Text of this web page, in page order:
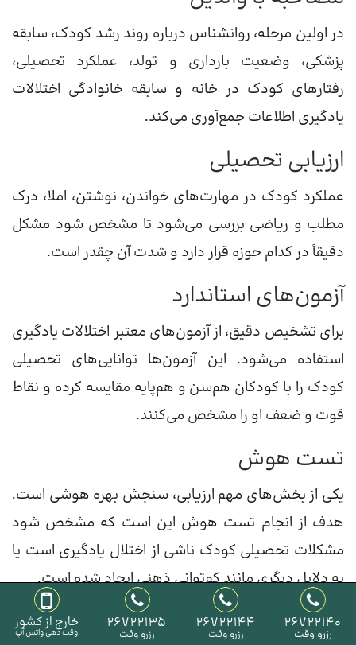
26722140
رزرو وقت
26722144
رزرو وقت
26722135
رزرو وقت
خارج از کشور
وقت دهی واتس آپ
در اولین مرحله، روانشناس درباره روند رشد کودک، سابقه
پزشکی، وضعیت بارداری و تولد، عملکرد تحصیلی،
رفتارهای کودک در خانه و سابقه خانوادگی اختلالات
یادگیری اطلاعات جمع‌آوری می‌کند.
ارزیابی تحصیلی
عملکرد کودک در مهارت‌های خواندن، نوشتن، املا، درک
مطلب و ریاضی بررسی می‌شود تا مشخص شود مشکل
دقیقاً در کدام حوزه قرار دارد و شدت آن چقدر است.
آزمون‌های استاندارد
برای تشخیص دقیق، از آزمون‌های معتبر اختلالات یادگیری
استفاده می‌شود. این آزمون‌ها توانایی‌های تحصیلی
کودک را با کودکان هم‌سن و هم‌پایه مقایسه کرده و نقاط
قوت و ضعف او را مشخص می‌کنند.
تست هوش
یکی از بخش‌های مهم ارزیابی، سنجش بهره هوشی است.
هدف از انجام تست هوش این است که مشخص شود
مشکلات تحصیلی کودک ناشی از اختلال یادگیری است یا
به دلایل دیگری مانند کم‌توانی ذهنی ایجاد شده است.
بررسی توجه و تمرکز